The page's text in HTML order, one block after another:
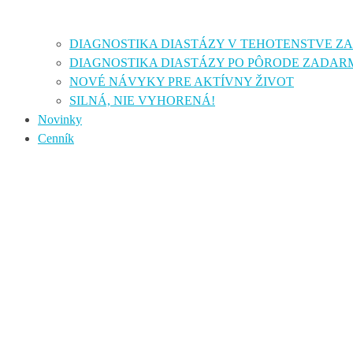
DIAGNOSTIKA DIASTÁZY V TEHOTENSTVE
DIAGNOSTIKA DIASTÁZY PO PÔRODE
NOVÉ NÁVYKY PRE AKTÍVNY ŽIVOT
SILNÁ, NIE VYHORENÁ!
Novinky
Cenník